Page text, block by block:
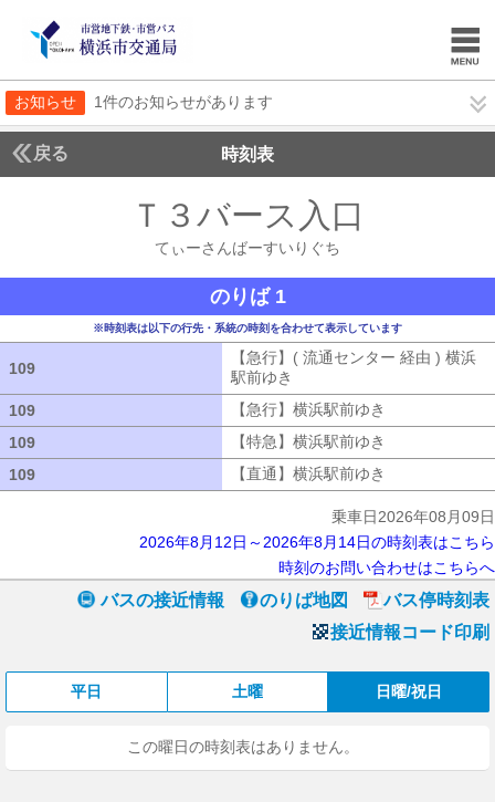
お知らせ 1件のお知らせがあります
戻る 時刻表
Ｔ３バース入口
てぃーさんばーすいりぐち
のりば 1
※時刻表は以下の行先・系統の時刻を合わせて表示しています
109
【急行】( 流通センター 経由 ) 横浜
駅前ゆき
109
【急行】横浜駅前ゆき
109
【特急】横浜駅前ゆき
109
【直通】横浜駅前ゆき
乗車日2026年08月09日
2026年8月12日～2026年8月14日の時刻表はこちら
時刻のお問い合わせはこちらへ
バスの接近情報 のりば地図
バス停時刻表
接近情報コード印刷
平日 土曜 日曜/祝日
この曜日の時刻表はありません。